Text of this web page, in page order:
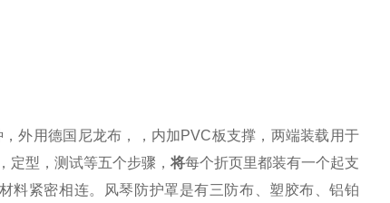
外用德国尼龙布，，内加PVC板支撑，两端装载用于
定型，测试等五个步骤， 将每个折页里都装有一个起支
料紧密相连。风琴防护罩是有三防布、塑胶布、铝铂